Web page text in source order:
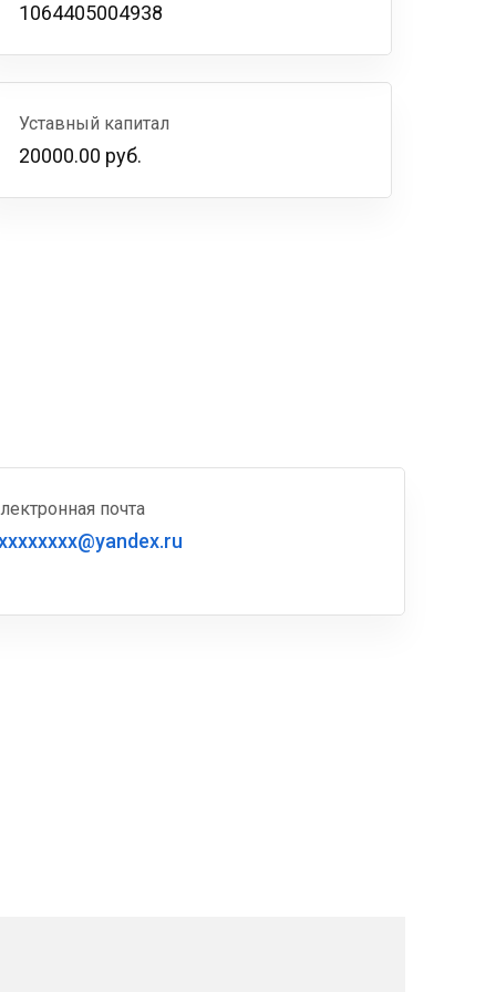
1064405004938
Уставный капитал
20000.00 руб.
почта